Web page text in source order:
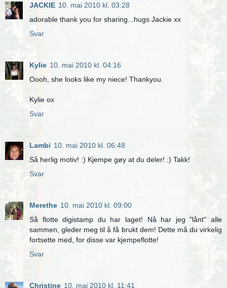
JACKIE 10. mai 2010 kl. 03:28
adorable thank you for sharing...hugs Jackie xx
Svar
Kylie 10. mai 2010 kl. 04:16
Oooh, she looks like my niece! Thankyou.
Kylie ox
Svar
Lambi 10. mai 2010 kl. 06:48
Så herlig motiv! :) Kjempe gøy at du deler! :) Takk!
Svar
Merethe 10. mai 2010 kl. 09:00
Så flotte digistamp du har laget! Nå har jeg "lånt" alle
sammen, gleder meg til å få brukt dem! Dette må du virkelig
fortsette med, for disse var kjempeflotte!
Svar
Christine 10. mai 2010 kl. 11:41